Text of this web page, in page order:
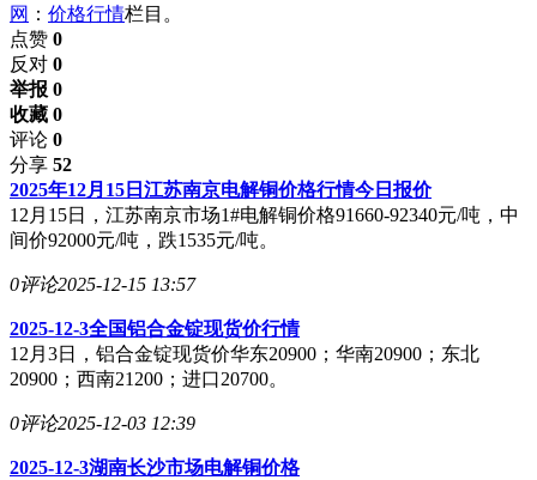
网 ： 价格行情栏目。
点赞 0
反对 0
举报 0
收藏 0
评论 0
分享 52
2025年12月15日江苏南京电解铜价格行情今日报价
12月15日，江苏南京市场1#电解铜价格91660-92340元/吨，中
间价92000元/吨，跌1535元/吨。
0评论2025-12-15 13:57
2025-12-3全国铝合金锭现货价行情
12月3日，铝合金锭现货价华东20900；华南20900；东北
20900；西南21200；进口20700。
0评论2025-12-03 12:39
2025-12-3湖南长沙市场电解铜价格